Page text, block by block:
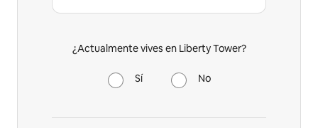
¿Actualmente vives en Liberty Tower?
Sí No